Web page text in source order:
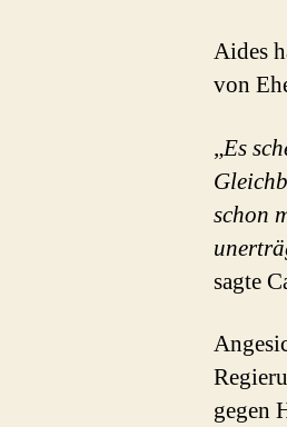
Aides
von
„Es
schon
sagte
gegen